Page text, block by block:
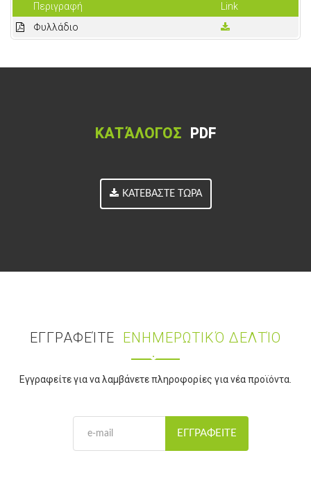
Περιγραφή
Link
Φυλλάδιο
ΚΑΤΆΛΟΓΟΣ PDF
ΚΑΤΕΒΆΣΤΕ ΤΏΡΑ
ΕΓΓΡΑΦΕΊΤΕ ΕΝΗΜΕΡΩΤΙΚΌ ΔΕΛΤΊΟ
Εγγραφείτε για να λαμβάνετε πληροφορίες για νέα προϊόντα.
ΕΓΓΡΑΦΕΊΤΕ